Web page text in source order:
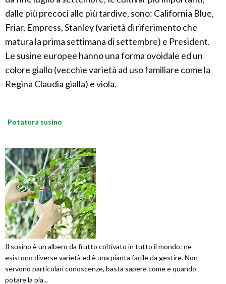
dalle più precoci alle più tardive, sono: California Blue,
Friar, Empress, Stanley (varietà di riferimento che
matura la prima settimana di settembre) e President.
Le susine europee hanno una forma ovoidale ed un
colore giallo (vecchie varietà ad uso familiare come la
Regina Claudia gialla) e viola.
Potatura susino
Il susino è un albero da frutto coltivato in tutto il mondo: ne
esistono diverse varietà ed è una pianta facile da gestire. Non
servono particolari conoscenze, basta sapere come e quando
potare la pia...